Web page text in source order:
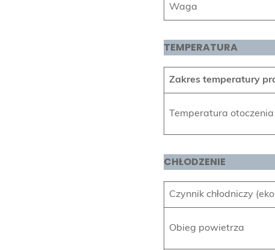
Waga
TEMPERATURA
Zakres temperatury
Temperatura otoczenia
CHŁODZENIE
Czynnik chłodniczy
Obieg powietrza